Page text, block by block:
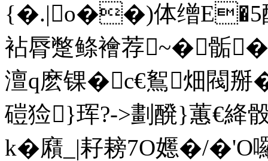
{�.|o��)体缯E�5
袩脣蹩鲦襘荐~�骺
澶q麽锞�c€鴽畑閥掰
磑猃}珲?->劃醗}蕙€
k�廭_|耔耪7O嬺�/